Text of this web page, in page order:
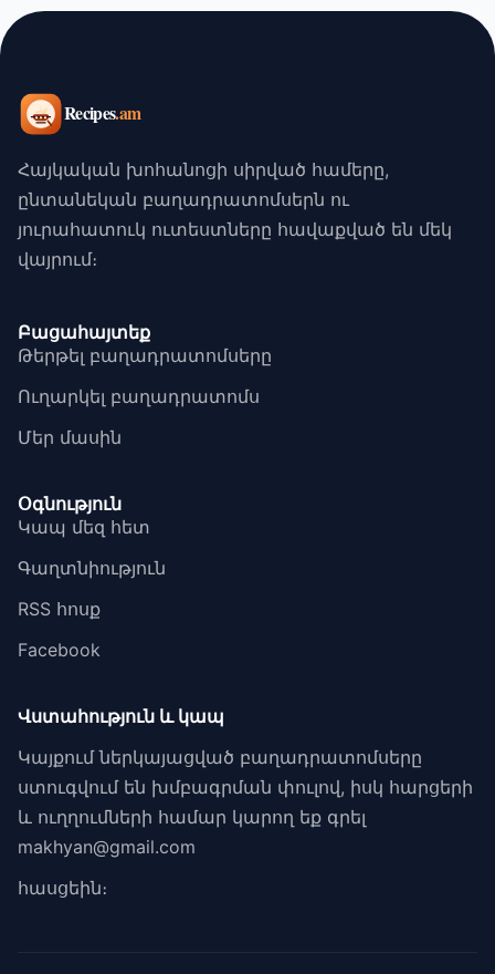
Հայկական խոհանոցի սիրված համերը,
ընտանեկան բաղադրատոմսերն ու
յուրահատուկ ուտեստները հավաքված են մեկ
վայրում։
Բացահայտեք
Թերթել բաղադրատոմսերը
Ուղարկել բաղադրատոմս
Մեր մասին
Օգնություն
Կապ մեզ հետ
Գաղտնիություն
RSS հոսք
Facebook
Վստահություն և կապ
Կայքում ներկայացված բաղադրատոմսերը
ստուգվում են խմբագրման փուլով, իսկ հարցերի
և ուղղումների համար կարող եք գրել
makhyan@gmail.com
հասցեին։